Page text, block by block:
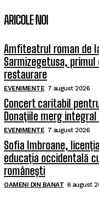
ARICOLE NOI
Amfiteatrul roman de
Sarmizegetusa,
restaurare
EVENIMENTE 7 august 2026
Concert caritabil
Donațiile merg integral
EVENIMENTE 7 august 2026
Sofia Imbroane,
educația occidentală
românești
OAMENI DIN BANAT 6 august